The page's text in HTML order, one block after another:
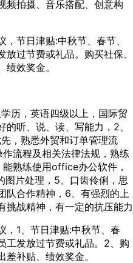
频拍摄、音乐搭配、创意构
，节日津贴:中秋节、春节、
过节费或礼品。购买社保、
效奖金。
历，英语四级以上，国际贸
听、说、读、写能力，2、
，熟悉外贸和订单管理流
流程及相关法律法规，熟练
熟练使用office办公软件，
图片处理，5、口齿伶俐，思
队合作精神，6、有强烈的上
挑战精神，有一定的抗压能力
，1、节日津贴:中秋节、春
工发放过节费或礼品。2、购
补贴、绩效奖金。